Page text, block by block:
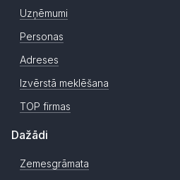
Uzņēmumi
Personas
Adreses
Izvērstā meklēšana
TOP firmas
Dažādi
Zemesgrāmata